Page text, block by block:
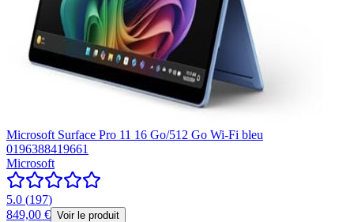
Microsoft Surface Pro 11 16 Go/512 Go Wi-Fi bleu
0196388419661
Microsoft
5.0 (197)
849,00 € Voir le produit